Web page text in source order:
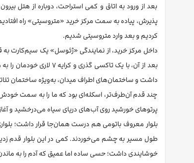
بعد از ورود به اتاق و کمی استراحت، دوباره از هتل
کردیم و بعد وارد متروسیتی شدیم.
بعد از آن، با یک
داشت و ساختمان‌های اطراف میدان، به‌ویژه ساختمان
چند قدم آن‌طرف‌تر، اسکله‌ای بود که ما را به سمت خودش
پرتوهای خورشید روی آب‌های دریای سیاه می‌درخشید و
بلوار معروف باتومی هم درست همان‌جا قرار داشت؛
طول مسیر به چشم می‌خوردند. کمی در این بلوار قدم
خوشایندی داشت؛ حسی ساده اما عمیق که آدم را به